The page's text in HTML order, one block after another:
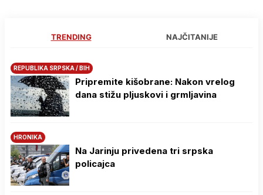
TRENDING NAJČITANIJE
REPUBLIKA SRPSKA / BIH
Pripremite kišobrane: Nakon vrelog
dana stižu pljuskovi i grmljavina
HRONIKA
Na Јarinju privedena tri srpska
policajca